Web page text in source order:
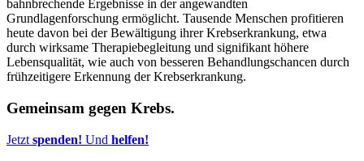
bahnbrechende Ergebnisse in der angewandten
Grundlagenforschung ermöglicht. Tausende Menschen profitieren
heute davon bei der Bewältigung ihrer Krebserkrankung, etwa
durch wirksame Therapiebegleitung und signifikant höhere
Lebensqualität, wie auch von besseren Behandlungschancen durch
frühzeitigere Erkennung der Krebserkrankung.
Gemeinsam gegen Krebs.
Jetzt spenden! Und helfen!